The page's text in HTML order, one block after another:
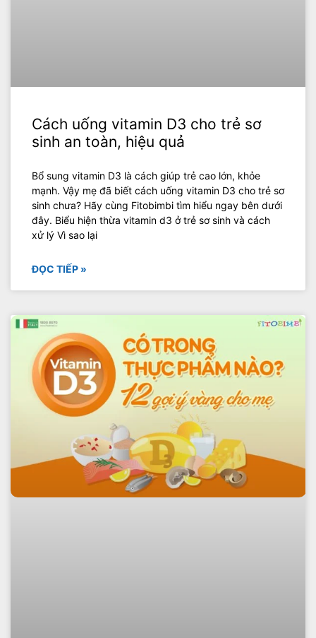
Cách uống vitamin D3 cho trẻ sơ
sinh an toàn, hiệu quả
Bổ sung vitamin D3 là cách giúp trẻ cao lớn, khỏe
mạnh. Vậy mẹ đã biết cách uống vitamin D3 cho trẻ sơ
sinh chưa? Hãy cùng Fitobimbi tìm hiểu ngay bên dưới
đây. Biểu hiện thừa vitamin d3 ở trẻ sơ sinh và cách
xử lý Vì sao lại
ĐỌC TIẾP »